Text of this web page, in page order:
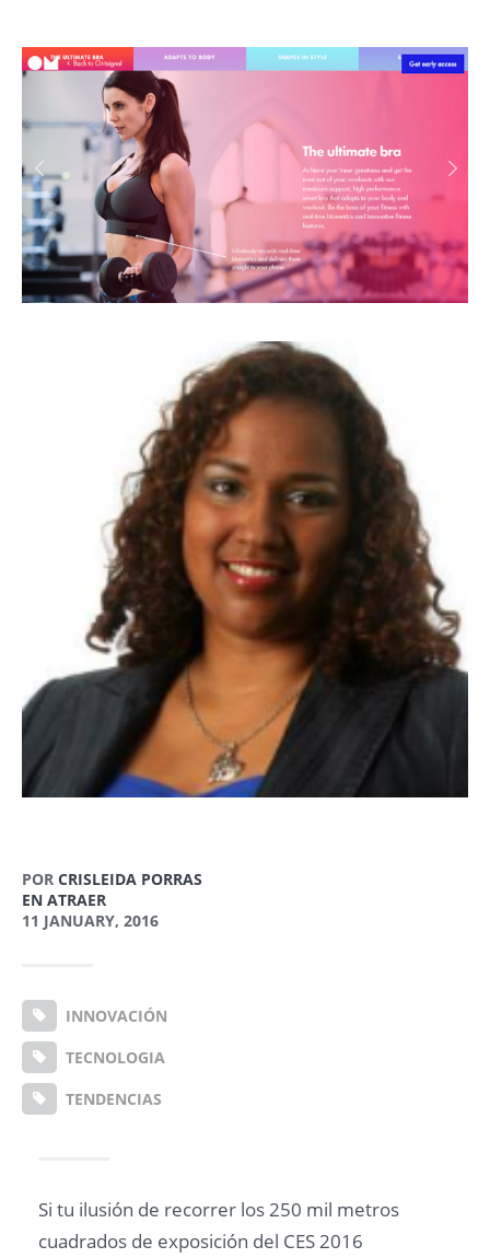
POR CRISLEIDA PORRAS
EN ATRAER
11 JANUARY, 2016
INNOVACIÓN
TECNOLOGIA
TENDENCIAS
Si tu ilusión de recorrer los 250 mil metros
cuadrados de exposición del CES 2016